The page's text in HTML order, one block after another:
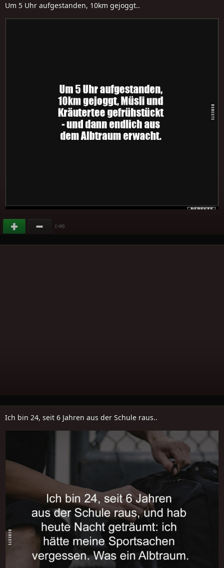
Um 5 Uhr aufgestanden, 10km gejoggt..
(+86)
Ich bin 24, seit 6 Jahren aus der Schule raus..